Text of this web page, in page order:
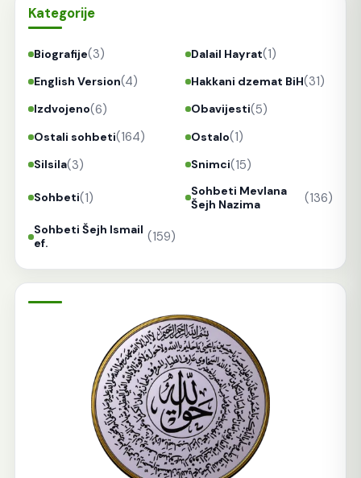
Kategorije
Biografije(3) Dalail Hayrat(1)
English Version(4) Hakkani dzemat BiH(31)
Izdvojeno(6) Obavijesti(5)
Ostali sohbeti(164) Ostalo(1)
Silsila(3) Snimci(15)
Sohbeti(1)
Sohbeti Mevlana
Šejh Nazima
(136)
Sohbeti Šejh Ismail
ef.
(159)